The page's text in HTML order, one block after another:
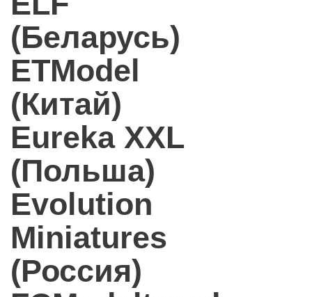
(Беларусь)
ETModel
(Китай)
Eureka XXL
(Польша)
Evolution
Miniatures
(Россия)